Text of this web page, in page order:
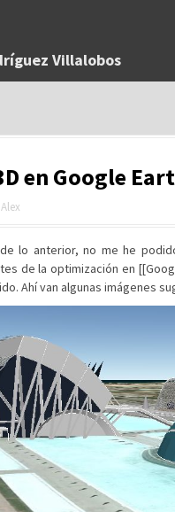
Villalobos
en Google
Alex
lo anterior, no me he
de la optimización en
Ahí van algunas imágenes